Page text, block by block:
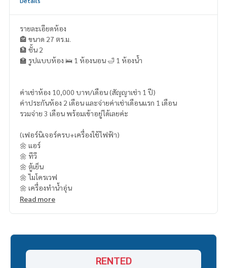
รายละเอียดห้อง
🏤 ขนาด 27 ตร.ม.
🏦 ชั้น 2
🏫 รูปแบบห้อง 🛌 1 ห้องนอน 🛁 1 ห้องน้ำ
ค่าเช่าห้อง 10,000 บาท/เดือน (สัญญาเช่า 1 ปี)
ค่าประกันห้อง 2 เดือน และจ่ายค่าเช่าเดือนแรก 1 เดือน
รวมจ่าย 3 เดือน พร้อมเข้าอยู่ได้เลยค่ะ
(เฟอร์นิเจอร์ครบ+เครื่องใช้ไฟฟ้า)
🌼 แอร์
🌼 ทีวี
🌼 ตู้เย็น
🌼 ไมโครเวฟ
🌼 เครื่องทำน้ำอุ่น
Read more
RENTED